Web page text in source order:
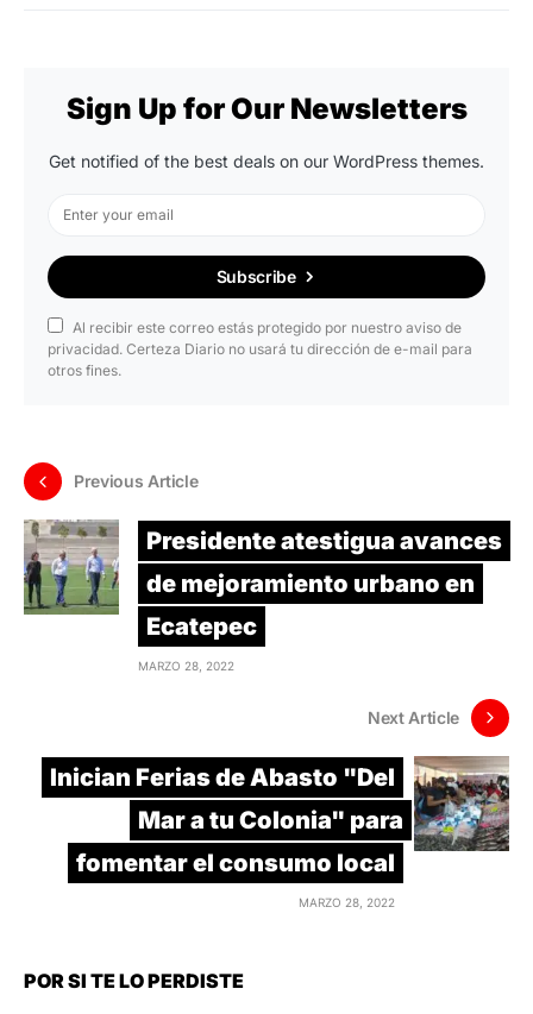
Sign Up for Our Newsletters
Get notified of the best deals on our WordPress themes.
Subscribe
Al recibir este correo estás protegido por nuestro aviso de
privacidad. Certeza Diario no usará tu dirección de e-mail para
otros fines.
Previous Article
Presidente atestigua avances
de mejoramiento urbano en
Ecatepec
MARZO 28, 2022
Next Article
Inician Ferias de Abasto "Del
Mar a tu Colonia" para
fomentar el consumo local
MARZO 28, 2022
POR SI TE LO PERDISTE